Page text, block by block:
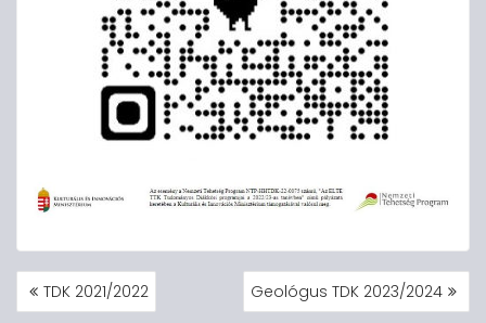
BEJEGYZÉS
NAVIGÁCIÓ
TDK 2021/2022 Geológus TDK 2023/2024